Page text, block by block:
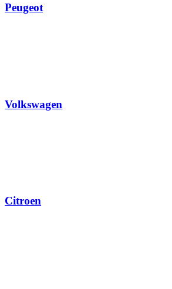
Peugeot
Volkswagen
Citroen